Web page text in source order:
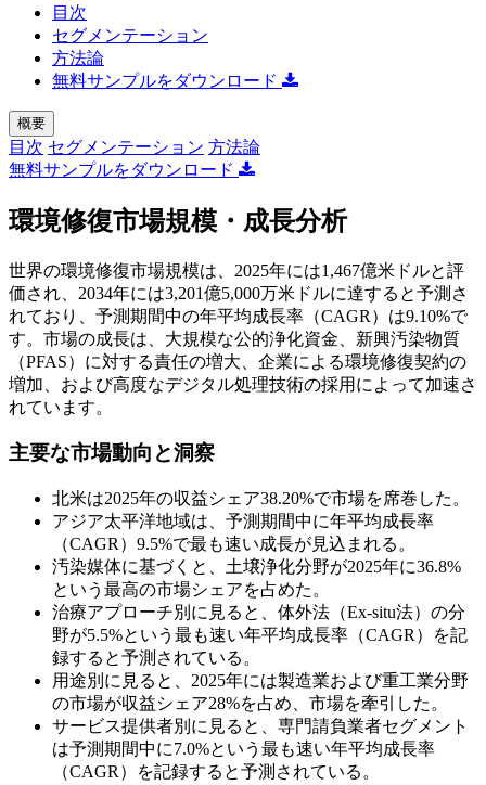
目次
セグメンテーション
方法論
無料サンプルをダウンロード
概要
目次 セグメンテーション 方法論
無料サンプルをダウンロード
環境修復市場規模・成長分析
世界の環境修復市場規模は、2025年には1,467億米ドルと評
価され、2034年には3,201億5,000万米ドルに達すると予測さ
れており、予測期間中の年平均成長率（CAGR）は9.10%で
す。市場の成長は、大規模な公的浄化資金、新興汚染物質
（PFAS）に対する責任の増大、企業による環境修復契約の
増加、および高度なデジタル処理技術の採用によって加速さ
れています。
主要な市場動向と洞察
北米は2025年の収益シェア38.20%で市場を席巻した。
アジア太平洋地域は、予測期間中に年平均成長率
（CAGR）9.5%で最も速い成長が見込まれる。
汚染媒体に基づくと、土壌浄化分野が2025年に36.8%
という最高の市場シェアを占めた。
治療アプローチ別に見ると、体外法（Ex-situ法）の分
野が5.5%という最も速い年平均成長率（CAGR）を記
録すると予測されている。
用途別に見ると、2025年には製造業および重工業分野
の市場が収益シェア28%を占め、市場を牽引した。
サービス提供者別に見ると、専門請負業者セグメント
は予測期間中に7.0%という最も速い年平均成長率
（CAGR）を記録すると予測されている。